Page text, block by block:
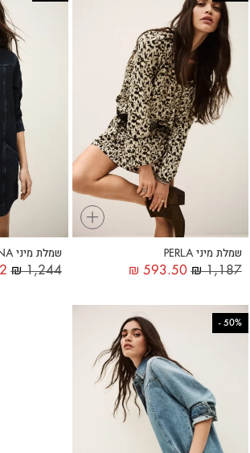
+
שמלת מיני PERLA
₪1,187
₪ 593.50
שמלת מיני TONA
₪1,244
50%
-